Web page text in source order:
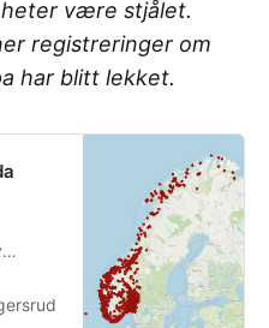
være stjålet.
registreringer om
har blitt lekket.